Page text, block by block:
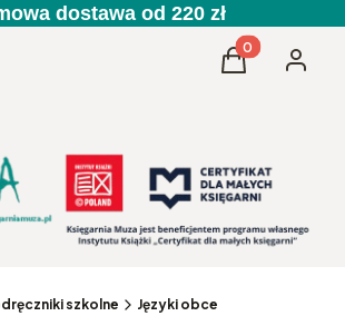
dostawa od 220 zł
Produkty w
Koszyk
szkolne Języki obce